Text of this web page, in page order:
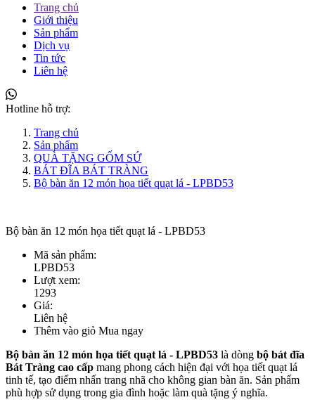
Trang chủ
Giới thiệu
Sản phẩm
Dịch vụ
Tin tức
Liên hệ
Hotline hỗ trợ:
Trang chủ
Sản phẩm
QUÀ TẶNG GỐM SỨ
BÁT ĐĨA BÁT TRÀNG
Bộ bàn ăn 12 món họa tiết quạt lá - LPBD53
Bộ bàn ăn 12 món họa tiết quạt lá - LPBD53
Mã sản phẩm:
LPBD53
Lượt xem:
1293
Giá:
Liên hệ
Thêm vào giỏ Mua ngay
Bộ bàn ăn 12 món họa tiết quạt lá - LPBD53 là dòng bộ bát đĩa
Bát Tràng cao cấp mang phong cách hiện đại với họa tiết quạt lá
tinh tế, tạo điểm nhấn trang nhã cho không gian bàn ăn. Sản phẩm
phù hợp sử dụng trong gia đình hoặc làm quà tặng ý nghĩa.